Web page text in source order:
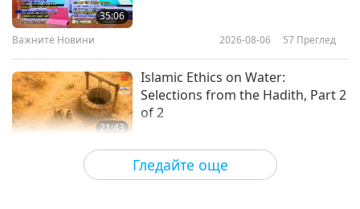
Гледайте още
35:06
Важните Новини 2026-08-06 57 Преглед
21:43
Islamic Ethics on Water:
Selections from the Hadith, Part 2
of 2
Слова на Мъдростта 2026-08-06